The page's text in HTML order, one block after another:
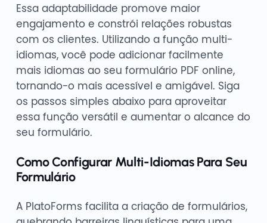
Essa adaptabilidade promove maior
engajamento e constrói relações robustas
com os clientes. Utilizando a função multi-
idiomas, você pode adicionar facilmente
mais idiomas ao seu formulário PDF online,
tornando-o mais acessível e amigável. Siga
os passos simples abaixo para aproveitar
essa função versátil e aumentar o alcance do
seu formulário.
Como Configurar Multi-Idiomas Para Seu
Formulário
A PlatoForms facilita a criação de formulários,